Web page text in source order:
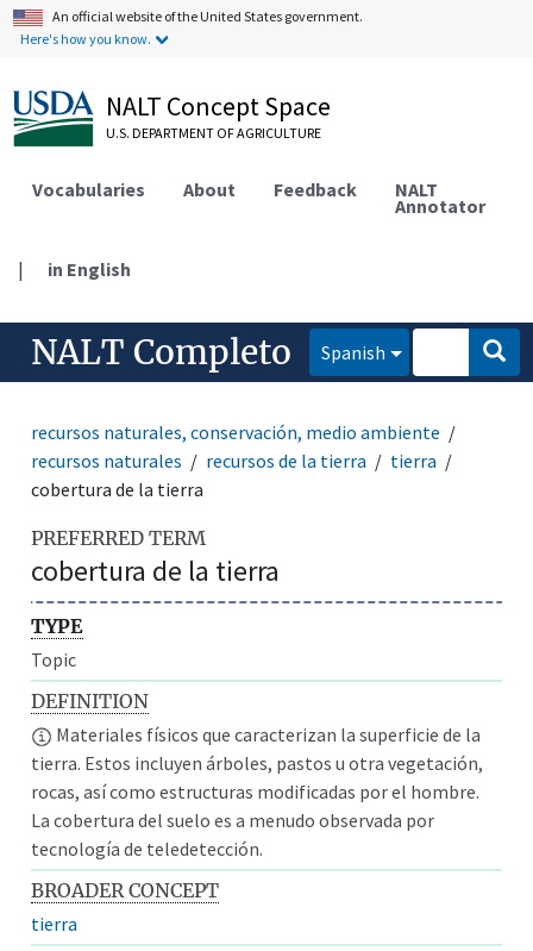
An official website of the United States government.
Here's how you know.
NALT Concept Space
U.S. DEPARTMENT OF AGRICULTURE
Vocabularies About Feedback NALT
Annotator
| in English
NALT Completo Spanish
recursos naturales, conservación, medio ambiente
recursos naturales
recursos de la tierra
tierra
cobertura de la tierra
PREFERRED TERM
cobertura de la tierra
TYPE
Topic
DEFINITION
Materiales físicos que caracterizan la superficie de la
tierra. Estos incluyen árboles, pastos u otra vegetación,
rocas, así como estructuras modificadas por el hombre.
La cobertura del suelo es a menudo observada por
tecnología de teledetección.
BROADER CONCEPT
tierra